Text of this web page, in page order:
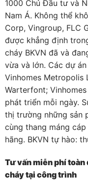
1000 Chủ Đầu tư và
Nam Á. Không thể
Corp, Vingroup, FLC
được khẳng định
cháy BKVN đã và
vừa và lớn. Các dự
Vinhomes Metropolis
Warterfont;
phát triển mỗi ngày.
thị trường những sản
cùng thang máng
hãng. BKVN tự hào:
Tư vấn miễn phí
cháy tại công trình